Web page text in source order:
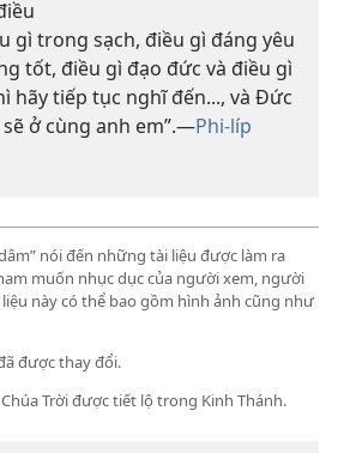
gì trong sạch, điều gì đáng yêu
tốt, điều gì đạo đức và điều gì
hãy tiếp tục nghĩ đến..., và Đức
ở cùng anh em”.—Phi-líp
nói đến những tài liệu được làm ra
muốn nhục dục của người xem, người
này có thể bao gồm hình ảnh cũng như
được thay đổi.
Trời được tiết lộ trong Kinh Thánh.